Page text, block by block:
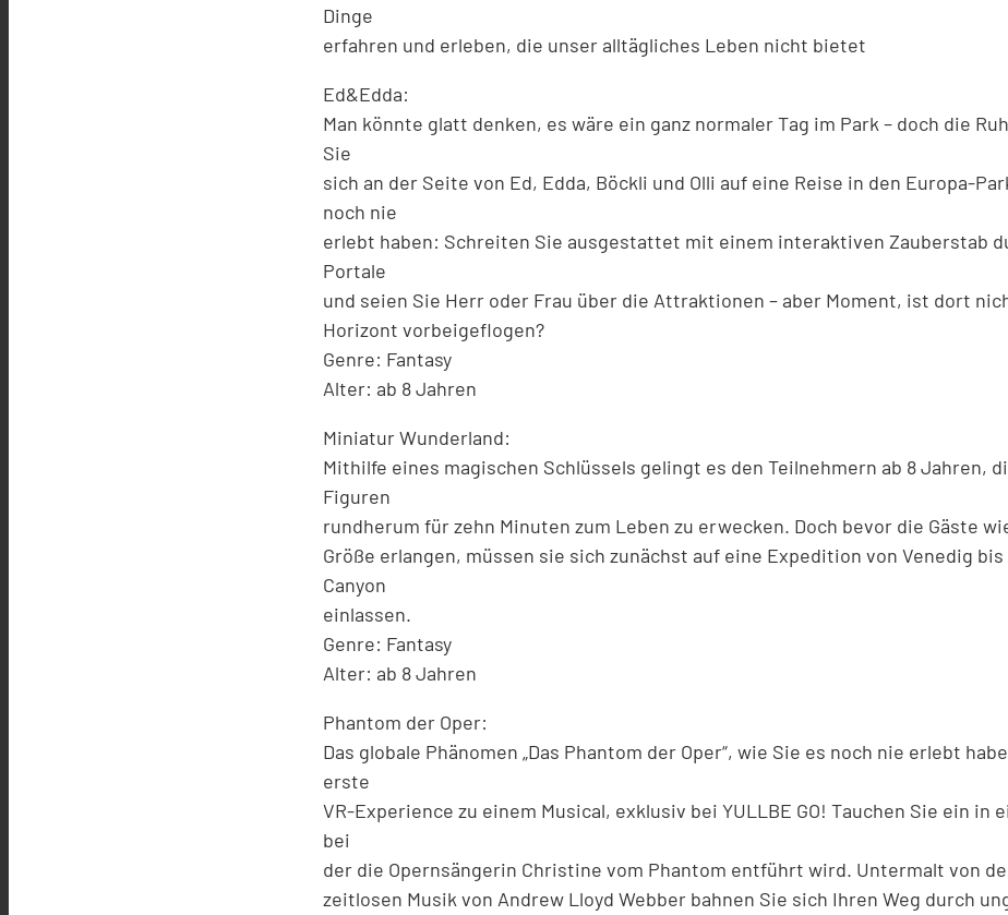
Dinge
erfahren und erleben, die unser alltägliches Leben nicht bietet
Ed&Edda:
Man könnte glatt denken, es wäre ein ganz normaler Tag im Park – doch die
Sie
sich an der Seite von Ed, Edda, Böckli und Olli auf eine Reise in den Europa-
noch nie
erlebt haben: Schreiten Sie ausgestattet mit einem interaktiven Zauberstab
Portale
und seien Sie Herr oder Frau über die Attraktionen – aber Moment, ist dort
Horizont vorbeigeflogen?
Genre: Fantasy
Alter: ab 8 Jahren
Miniatur Wunderland:
Mithilfe eines magischen Schlüssels gelingt es den Teilnehmern ab 8 Jahren,
Figuren
rundherum für zehn Minuten zum Leben zu erwecken. Doch bevor die Gäste
Größe erlangen, müssen sie sich zunächst auf eine Expedition von Venedig bis
Canyon
einlassen.
Genre: Fantasy
Alter: ab 8 Jahren
Phantom der Oper:
Das globale Phänomen „Das Phantom der Oper“, wie Sie es noch nie erlebt
erste
VR-Experience zu einem Musical, exklusiv bei YULLBE GO! Tauchen Sie ein in
bei
der die Opernsängerin Christine vom Phantom entführt wird. Untermalt von
zeitlosen Musik von Andrew Lloyd Webber bahnen Sie sich Ihren Weg durch